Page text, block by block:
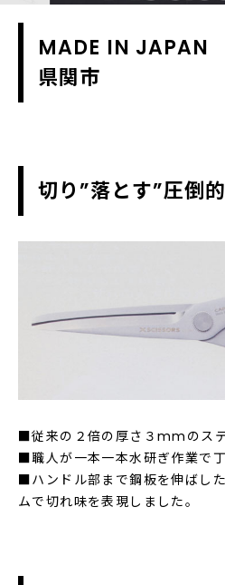
MADE IN
県関市
切り”落とす”圧倒
■従来の２倍の厚さ３mmのステ
■職人が一本一本水研ぎ作業で丁
■ハンドル部まで鋼板を伸ばし
ムで切れ味を表現しました。